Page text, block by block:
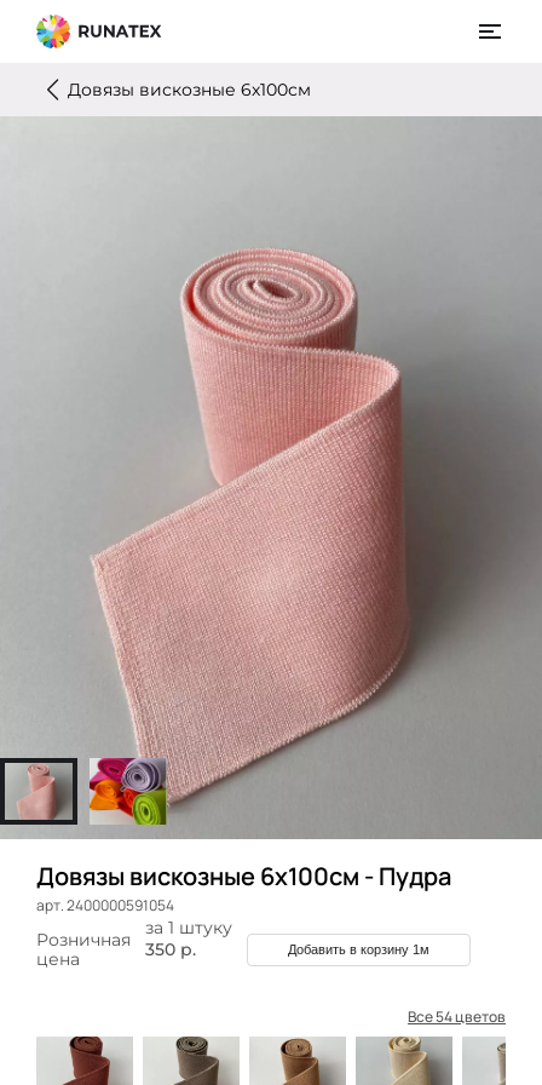
Довязы вискозные 6х100см
Довязы вискозные 6х100см - Пудра
арт. 2400000591054
за 1 штуку
Розничная
цена
350 р. Добавить в корзину 1м
Все 54 цветов